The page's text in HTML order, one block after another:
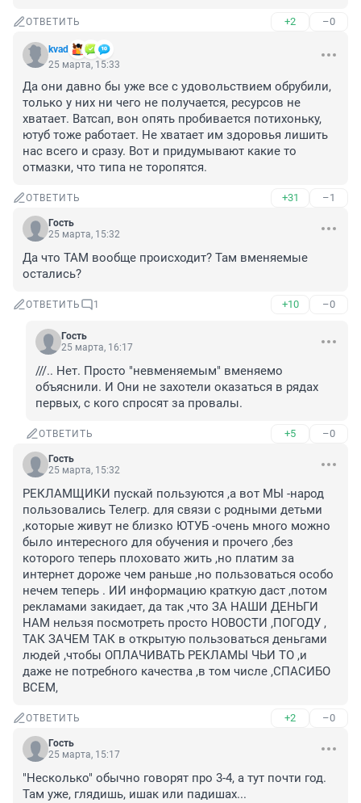
ОТВЕТИТЬ +2 –0
kvad
25 марта, 15:33
Да они давно бы уже все с удовольствием обрубили,
только у них ни чего не получается, ресурсов не
хватает. Ватсап, вон опять пробивается потихоньку,
ютуб тоже работает. Не хватает им здоровья лишить
нас всего и сразу. Вот и придумывают какие то
отмазки, что типа не торопятся.
ОТВЕТИТЬ +31 –1
Гость
25 марта, 15:32
Да что ТАМ вообще происходит? Там вменяемые
остались?
ОТВЕТИТЬ 1 +10 –0
Гость
25 марта, 16:17
///.. Нет. Просто "невменяемым" вменяемо
объяснили. И Они не захотели оказаться в рядах
первых, с кого спросят за провалы.
ОТВЕТИТЬ +5 –0
Гость
25 марта, 15:32
РЕКЛАМЩИКИ пускай пользуются ,а вот МЫ -народ
пользовались Телегр. для связи с родными детьми
,которые живут не близко ЮТУБ -очень много можно
было интересного для обучения и прочего ,без
которого теперь плоховато жить ,но платим за
интернет дороже чем раньше ,но пользоваться особо
нечем теперь . ИИ информацию краткую даст ,потом
рекламами закидает, да так ,что ЗА НАШИ ДЕНЬГИ
НАМ нельзя посмотреть просто НОВОСТИ ,ПОГОДУ ,
ТАК ЗАЧЕМ ТАК в открытую пользоваться деньгами
людей ,чтобы ОПЛАЧИВАТЬ РЕКЛАМЫ ЧЬИ ТО ,и
даже не потребного качества ,в том числе ,СПАСИБО
ВСЕМ,
ОТВЕТИТЬ +2 –0
Гость
25 марта, 15:17
"Несколько" обычно говорят про 3-4, а тут почти год.
Там уже, глядишь, ишак или падишах...